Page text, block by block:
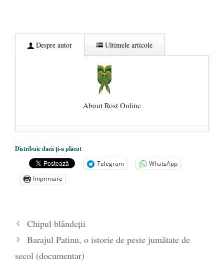
Despre autor Ultimele articole
About Rost Online
Dezvăluiri cutremurătoare despre
președintele Ucrainei, Volodymyr
Zelensky
- 13 mai 2026
Statul care servește Națiunea
poetului Octavian Goga, înlăturat din Iași
- 16 aprilie 2026
Distribuie dacă ți-a plăcut
Telegram
WhatsApp
Imprimare
Chipul blândeții
Barajul Patinu, o istorie de peste jumătate de
secol (documentar)